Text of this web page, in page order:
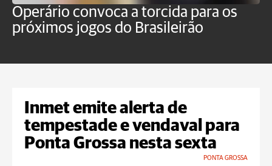
Operário convoca a torcida para os
próximos jogos do Brasileirão
Inmet emite alerta de
tempestade e vendaval para
Ponta Grossa nesta sexta
PONTA GROSSA